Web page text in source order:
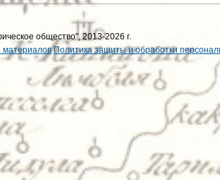
общество", 2013-2026 г.
материалов Политика защиты и обработки